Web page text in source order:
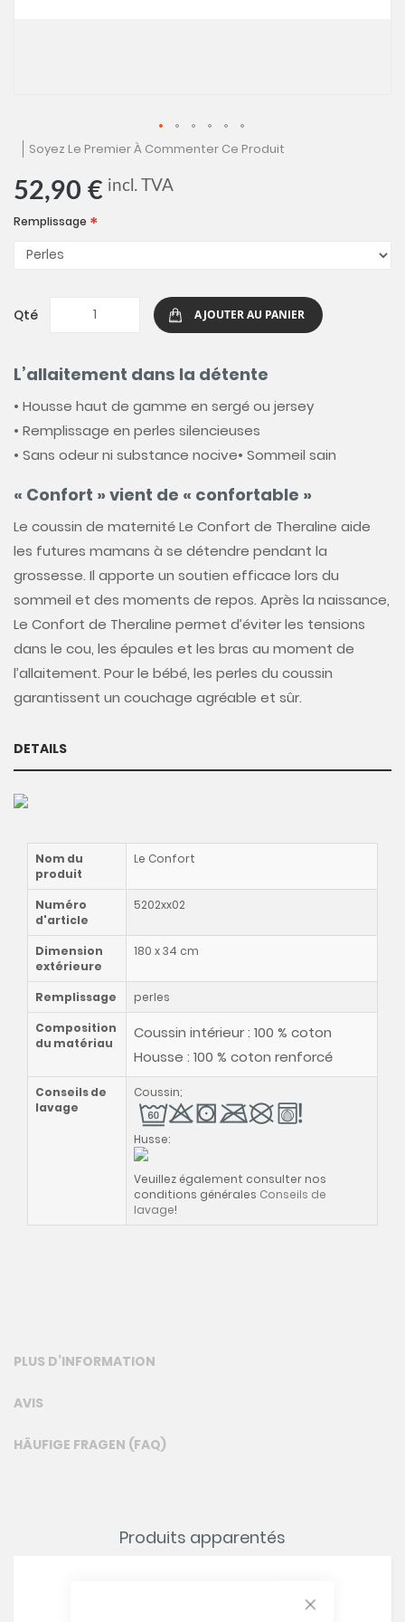
Soyez Le Premier À Commenter Ce Produit
52,90 € incl. TVA
Remplissage
Qté AJOUTER AU PANIER
L’allaitement dans la détente
• Housse haut de gamme en sergé ou jersey
• Remplissage en perles silencieuses
• Sans odeur ni substance nocive• Sommeil sain
« Confort » vient de « confortable »
Le coussin de maternité Le Confort de Theraline aide
les futures mamans à se détendre pendant la
grossesse. Il apporte un soutien efficace lors du
sommeil et des moments de repos. Après la naissance,
Le Confort de Theraline permet d’éviter les tensions
dans le cou, les épaules et les bras au moment de
l’allaitement. Pour le bébé, les perles du coussin
garantissent un couchage agréable et sûr.
Skip
to
the
beginning
the
gallery
DETAILS
Nom du
produit
Le Confort
Numéro
d'article
5202xx02
Dimension
extérieure
180 x 34 cm
Remplissage
perles
Composition
du matériau
Coussin intérieur : 100 % coton
Housse : 100 % coton renforcé
Conseils de
lavage
Coussin;
Husse:
Veuillez également consulter nos
conditions générales Conseils de
lavage!
PLUS D’INFORMATION
AVIS
HÄUFIGE FRAGEN (FAQ)
Produits apparentés